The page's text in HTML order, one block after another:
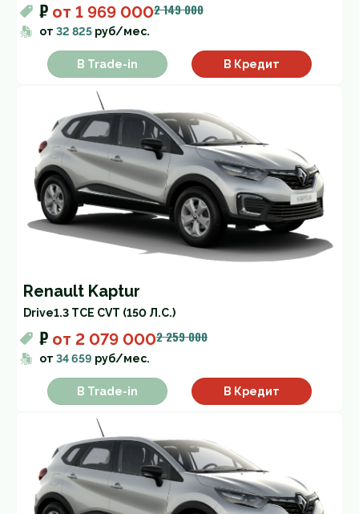
₽ от 1 969 0002 149 000
от 32 825 руб/мес.
В Trade-in В Кредит
Renault Kaptur
Drive1.3 TCE CVT (150 Л.С.)
₽ от 2 079 0002 259 000
от 34 659 руб/мес.
В Trade-in В Кредит